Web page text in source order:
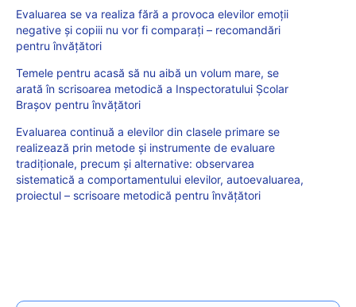
Evaluarea se va realiza fără a provoca elevilor emoții
negative și copiii nu vor fi comparați – recomandări
pentru învățători
Temele pentru acasă să nu aibă un volum mare, se
arată în scrisoarea metodică a Inspectoratului Școlar
Brașov pentru învățători
Evaluarea continuă a elevilor din clasele primare se
realizează prin metode şi instrumente de evaluare
tradiționale, precum și alternative: observarea
sistematică a comportamentului elevilor, autoevaluarea,
proiectul – scrisoare metodică pentru învățători